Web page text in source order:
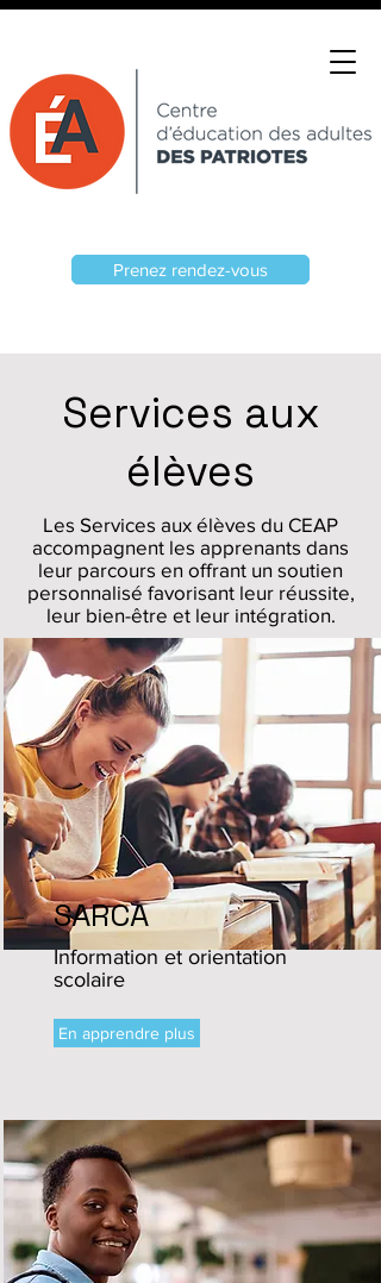
Prenez rendez-vous
Services aux
élèves
Les Services aux élèves du CEAP
accompagnent les apprenants dans
leur parcours en offrant un soutien
personnalisé favorisant leur réussite,
leur bien-être et leur intégration.
SARCA
Information et orientation
scolaire
En apprendre plus